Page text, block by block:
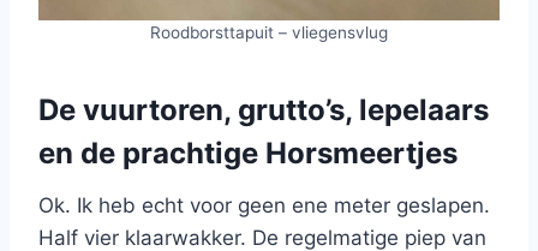
Roodborsttapuit – vliegensvlug
De vuurtoren, grutto’s, lepelaars
en de prachtige Horsmeertjes
Ok. Ik heb echt voor geen ene meter geslapen.
Half vier klaarwakker. De regelmatige piep van